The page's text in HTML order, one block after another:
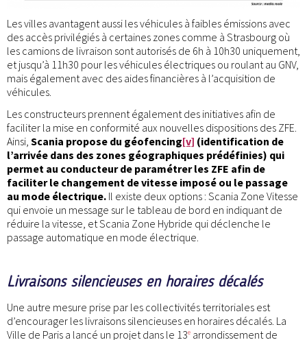
Les villes avantagent aussi les véhicules à faibles émissions avec
des accès privilégiés à certaines zones comme à Strasbourg où
les camions de livraison sont autorisés de 6h à 10h30 uniquement,
et jusqu’à 11h30 pour les véhicules électriques ou roulant au GNV,
mais également avec des aides financières à l’acquisition de
véhicules.
Les constructeurs prennent également des initiatives afin de
faciliter la mise en conformité aux nouvelles dispositions des ZFE.
Ainsi, Scania propose du géofencing[v] (identification de
l’arrivée dans des zones géographiques prédéfinies) qui
permet au conducteur de paramétrer les ZFE afin de
faciliter le changement de vitesse imposé ou le passage
au mode électrique. Il existe deux options : Scania Zone Vitesse
qui envoie un message sur le tableau de bord en indiquant de
réduire la vitesse, et Scania Zone Hybride qui déclenche le
passage automatique en mode électrique.
Livraisons silencieuses en horaires décalés
Une autre mesure prise par les collectivités territoriales est
d’encourager les livraisons silencieuses en horaires décalés. La
Ville de Paris a lancé un projet dans le 13e arrondissement de